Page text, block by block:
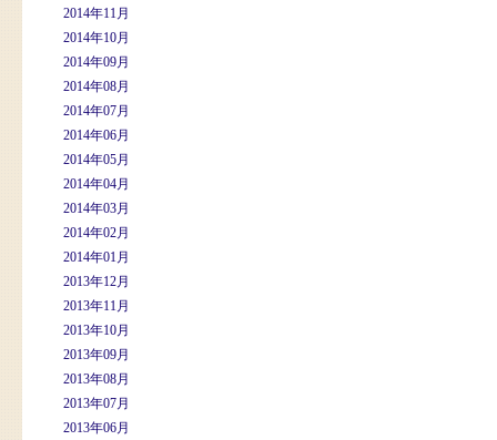
2014年11月
2014年10月
2014年09月
2014年08月
2014年07月
2014年06月
2014年05月
2014年04月
2014年03月
2014年02月
2014年01月
2013年12月
2013年11月
2013年10月
2013年09月
2013年08月
2013年07月
2013年06月